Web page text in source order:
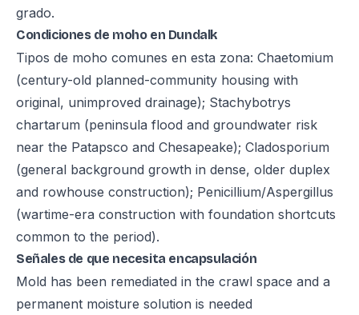
grado.
Condiciones de moho en Dundalk
Tipos de moho comunes en esta zona: Chaetomium
(century-old planned-community housing with
original, unimproved drainage); Stachybotrys
chartarum (peninsula flood and groundwater risk
near the Patapsco and Chesapeake); Cladosporium
(general background growth in dense, older duplex
and rowhouse construction); Penicillium/Aspergillus
(wartime-era construction with foundation shortcuts
common to the period).
Señales de que necesita encapsulación
Mold has been remediated in the crawl space and a
permanent moisture solution is needed